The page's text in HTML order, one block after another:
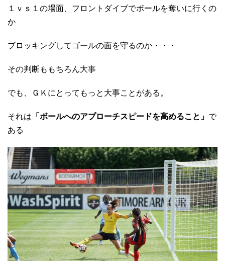
１ｖｓ１の場面、フロントダイブでボールを奪いに行くの
か
ブロッキングしてゴールの面を守るのか・・・
その判断ももちろん大事
でも、ＧＫにとってもっと大事ことがある。
それは 「ボールへのアプローチスピードを高めること」 で
ある